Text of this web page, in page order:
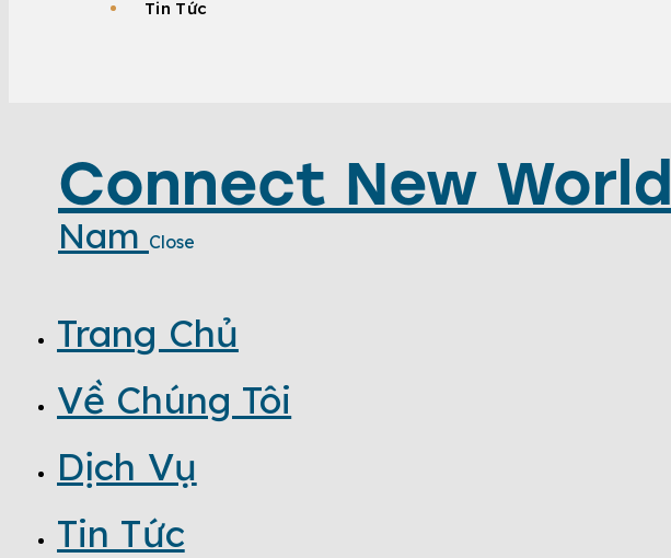
Tin Tức
Connect New World
Nam Close
Trang Chủ
Về Chúng Tôi
Dịch Vụ
Tin Tức